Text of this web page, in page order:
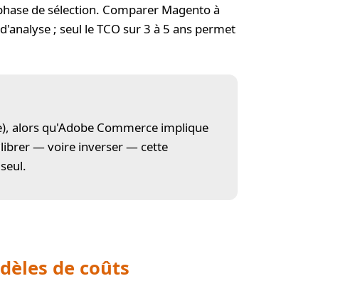
de sélection. Comparer Magento à
; seul le TCO sur 3 à 5 ans permet
alors qu'Adobe Commerce implique
— voire inverser — cette
de coûts